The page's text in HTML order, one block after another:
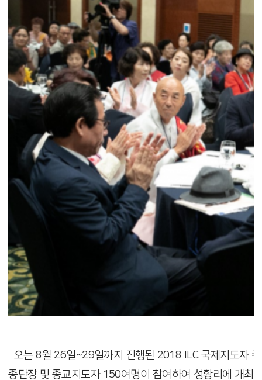
오는 8월 26일~29일까지 진행된 2018 ILC 국제지도자
종단장 및 종교지도자 150여명이 참여하여 성황리에 개최